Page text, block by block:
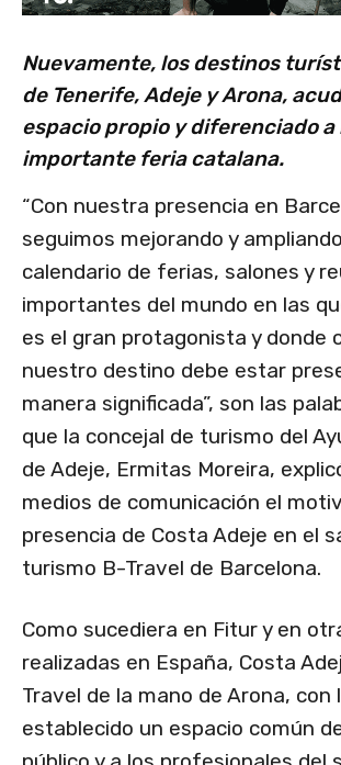
Nuevamente, los destinos
de Tenerife, Adeje y Arona,
espacio propio y diferenciado a
importante feria catalana.
“Con nuestra presencia en
seguimos mejorando y
calendario de ferias, salones y
importantes del mundo en las
es el gran protagonista y donde
nuestro destino debe estar
manera significada”, son las
que la concejal de turismo del
de Adeje, Ermitas Moreira,
medios de comunicación el
presencia de Costa Adeje en el
turismo B-Travel de Barcelona.
Como sucediera en Fitur y en
realizadas en España, Costa
Travel de la mano de Arona, con
establecido un espacio común